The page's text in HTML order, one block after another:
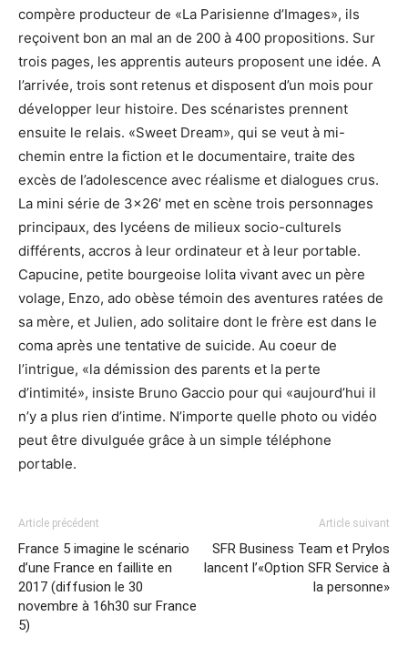
compère producteur de «La Parisienne d’Images», ils
reçoivent bon an mal an de 200 à 400 propositions. Sur
trois pages, les apprentis auteurs proposent une idée. A
l’arrivée, trois sont retenus et disposent d’un mois pour
développer leur histoire. Des scénaristes prennent
ensuite le relais. «Sweet Dream», qui se veut à mi-
chemin entre la fiction et le documentaire, traite des
excès de l’adolescence avec réalisme et dialogues crus.
La mini série de 3×26′ met en scène trois personnages
principaux, des lycéens de milieux socio-culturels
différents, accros à leur ordinateur et à leur portable.
Capucine, petite bourgeoise lolita vivant avec un père
volage, Enzo, ado obèse témoin des aventures ratées de
sa mère, et Julien, ado solitaire dont le frère est dans le
coma après une tentative de suicide. Au coeur de
l’intrigue, «la démission des parents et la perte
d’intimité», insiste Bruno Gaccio pour qui «aujourd’hui il
n’y a plus rien d’intime. N’importe quelle photo ou vidéo
peut être divulguée grâce à un simple téléphone
portable.
Article précédent
France 5 imagine le scénario
d’une France en faillite en
2017 (diffusion le 30
novembre à 16h30 sur France
5)
Article suivant
SFR Business Team et Prylos
lancent l’«Option SFR Service à
la personne»